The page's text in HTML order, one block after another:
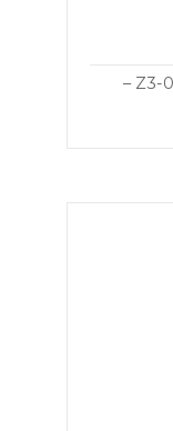
منطقة السيف | رقم المكتب: Z3-05 –